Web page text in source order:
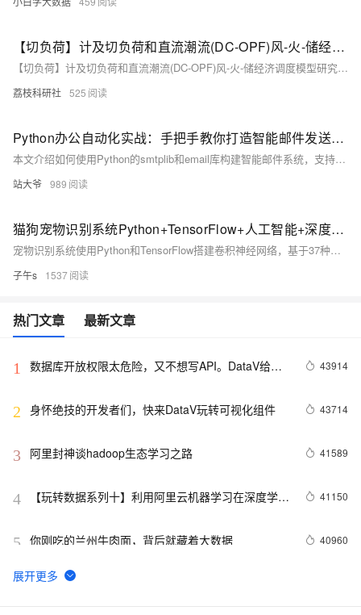
【切负荷】计及切负荷和直流潮流(DC-OPF)风-火-储经济调度模型研究【IEEE24节点】(Python代码实现)
【切负荷】计及切负荷和直流潮流(DC-OPF)风-火-储经济调度模型研究【IEEE24节点】(Python代码实现)
荔枝科研社 525
Python办公自动化实战：手把手教你打造智能邮件发送工具
本文介绍如何使用Python的smtplib和email库构建智能邮件系统，支持图文混排、多附件及多收件人邮件自动发送。通过实战案例与代码详解，帮助读者快速实现办公场景中的邮件自动化需求。
站大爷 989
猫狗宠物识别系统Python+TensorFlow+人工智能+深度学习+卷积网络算法
宠物识别系统使用Python和TensorFlow搭建卷积神经网络，基于37种常见猫狗数据集训练高精度模型，并保存为h5格式。通过Django框架搭建Web平台，用户上传宠物图片即可识别其名称，提供便捷的宠物识别服务。
子午s 1537
热门文章 最新文章
1
数据库开放权限太危险，又不想写API。DataV给你
43914
2 身怀绝技的开发者们，快来DataV玩转可视化组件 43714
3 阿里封神谈hadoop生态学习之路 41589
4
【玩转数据系列十】利用阿里云机器学习在深度学习
41150
5 你刚吃的兰州牛肉面，背后就藏着大数据 40960
6 odps是什么?